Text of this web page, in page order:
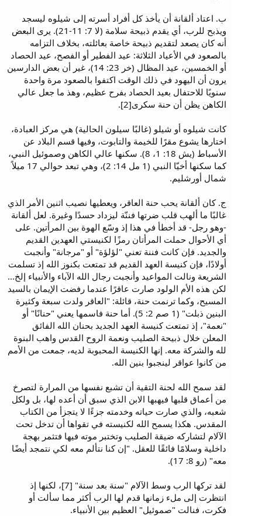
ب. اعتاد ألقانة أن يأخذ كل أفراد أسرته إلى شيلوه ليسجد
ويذبح للرب، أي يقدم ذبيحة سلامة (لا 7: 11-21). يرى البعض
أنه كان يصعد لتقديم ذبيحة خاصة بعائلته، بخلاف التزامه
بالصعود في الأعياد الثلاثة: عيد الفطير أو الفصح، عيد الحصاد
أو الخمسين، عيد المظال (خر 23: 14)، غير أن بعض الدارسين
يرون أن اليهود في ذلك الوقت اكتفوا بالصعود مرة واحدة
سنويًا للاحتفال بعيد الحصاد بفرح عظيم، وهذ ما جعل عالي
الكاهن يظن أن حنة سكرى[2].
كانت شيلوه أو شيلو (غالبًا سيلون الحالية) هي مركز العبادة،
اختارها يشوع مقرًا للخيمة والتابوت، وفيها قسم البلاد عن
الأسباط (يش 18: 1، 8). سكنها عالي الكاهن وصموئيل النبي،
كما سكنها أخيّا النبي (1 مل 14: 2)، وهي تبعد حوالي 17 ميلاً
شمال أورشليم.
ج. كان ألقانة يحب حنة العاقر، ويعطيها نصيب اثنين الأمر الذي
غالبًا ما ألهب قلب ضرتها فننّة ليزداد حسدًا وغيرة. لعل ألقانة
-وهو رجل- قد أخطأ في هذا إذ وسّع الهوة بين المرأتين. على
أي الأحوال حملت المرأتان رمزًا لكنيستي العهدين القديم
والجديد. فإن كانت فننة تعني "لؤلؤة" أو "مرجانة" وأنجبت
أولادًا، فإن كنيسة العهد القديم قد تمتعت بكنوز الله إذ تسلمت
الشريعة ونالت المواعيد وأنجبت رجال الله الآباء والأنبياء إلخ...
لكن هذه الأم الولود صارت عاقرًا عندما رفضت الإيمان بالسيد
المسيح، وكما ترنمت حنة، قائلة: "العاقر ولدت سبعة وكثيرة
البنين ذبلت" (1 صم 2: 5). أما حنة فاسمها يعني "حنانًا" أو
"نعمة"، إذ تمتعت كنيسة العهد الجديد بحنان الله الفائق
المعلن خلال ذبيحة الصليب ونعمة الروح القدس واهب البنوة
لله والشركة معه. إنها الكنيسة المحبوبة لديه، جمعت من الأمم
من كانوا عواقر لينجبوا بنين الله.
لقد سمح الله لحنة التقية أن تشبع نفسها من المرارة لتصرخ
من أعماق قلبها فيهبها الابن الذي سبق أن أعده لها، بل ولكل
شعبه، والذي صارت حياته وخدمته جزءًا لا يتجزأ من الكتاب
المقدس. هكذا يسمح الله لكنيسته في تقواها أن تدخل تحت
الآلام لتشاركه ضيقة الصليب وتختبر موته فيها فتثمر بهجة
داخلية وسلامًا فائقًا للعقل. "إن كنا نتألم معه لكي نتمجد أيضًا
معه" (رو 8: 17).
لقد تركها الرب وسط الآلام "سنة بعد سنة" [7]، لكنها إذ
انتظرت إلى ملء زمانها قدم لها الرب أكثر مما سألت أو
فكرت، فنالت "صموئيل" العظيم بين الأنبياء.